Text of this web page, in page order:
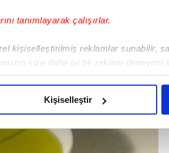
tanımlayarak çalışırlar.
kişiselleştirilmiş reklamlar sunabilir,
size daha iyi bir reklam
gösterdiğimizi ve bu noktada,
Sitemizde kendimize ve üçüncü
Kişiselleştir